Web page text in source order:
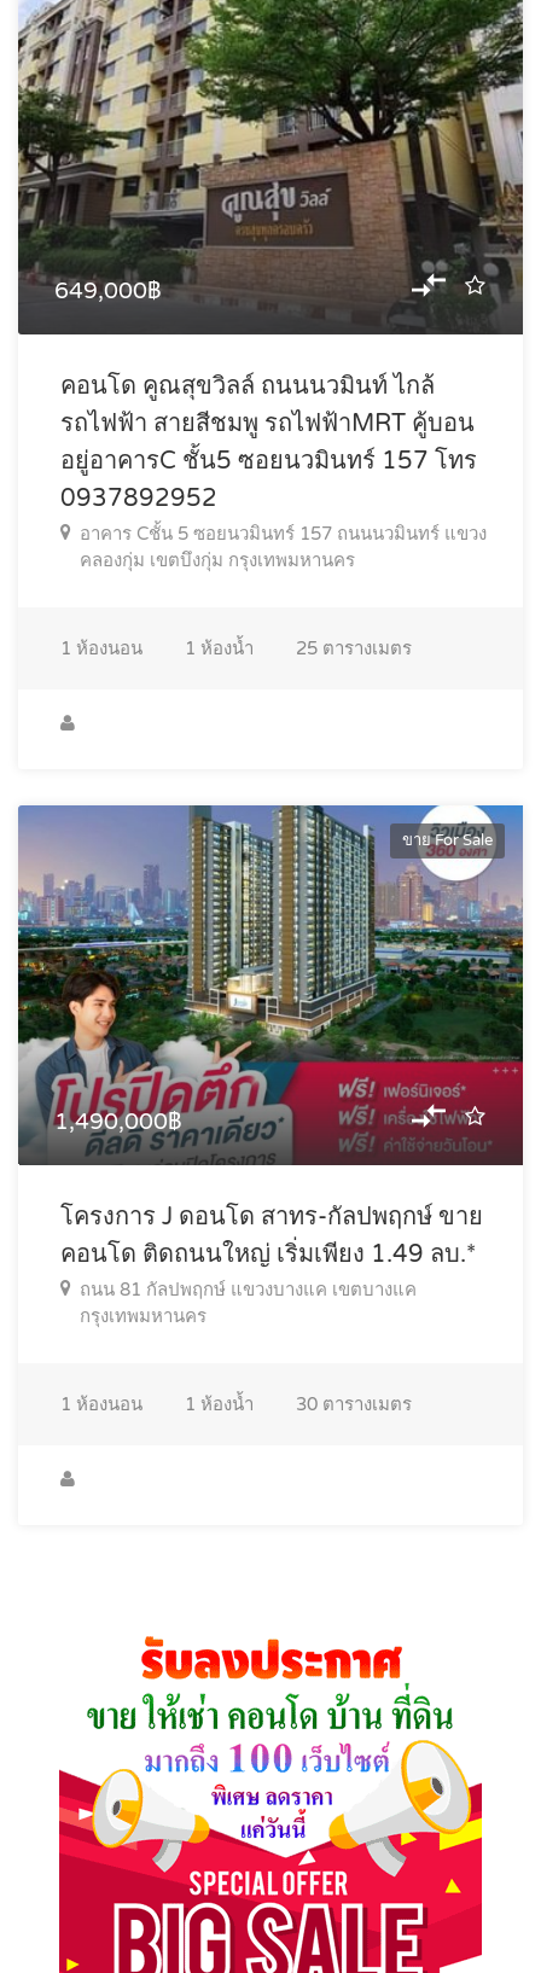
649,000฿
คอนโด คูณสุขวิลล์ ถนนนวมินท์ ไกล้
รถไฟฟ้า สายสีชมพู รถไฟฟ้าMRT คู้บอน
อยู่อาคารC ชั้น5 ซอยนวมินทร์ 157 โทร
0937892952
อาคาร Cชั้น 5 ซอยนวมินทร์ 157 ถนนนวมินทร์ แขวง
คลองกุ่ม เขตบึงกุ่ม กรุงเทพมหานคร
1 ห้องนอน 1 ห้องน้ำ 25 ตารางเมตร
ขาย For Sale
1,490,000฿
โครงการ J ดอนโด สาทร-กัลปพฤกษ์ ขาย
คอนโด ติดถนนใหญ่ เริ่มเพียง 1.49 ลบ.*
ถนน 81 กัลปพฤกษ์ แขวงบางแค เขตบางแค
กรุงเทพมหานคร
1 ห้องนอน 1 ห้องน้ำ 30 ตารางเมตร